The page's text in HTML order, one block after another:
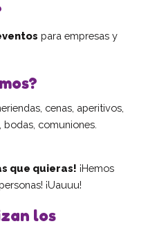
de familias
percibidas por los
de la entidad
especializada
Vivienda
para empresas y
cenas, aperitivos,
comuniones.
que quieras! ¡Hemos
¡Uauuu!
los